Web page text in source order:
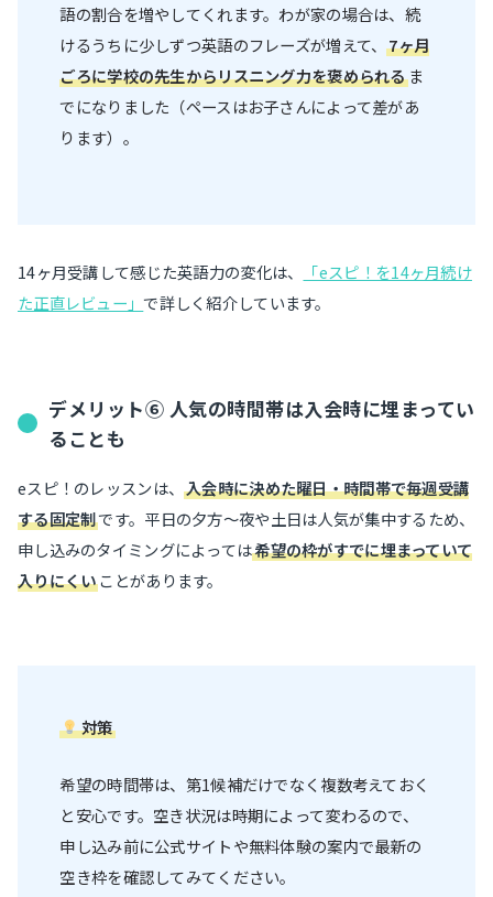
語の割合を増やしてくれます。わが家の場合は、続
けるうちに少しずつ英語のフレーズが増えて、7ヶ月
ごろに学校の先生からリスニング力を褒められるま
でになりました（ペースはお子さんによって差があ
ります）。
14ヶ月受講して感じた英語力の変化は、
「eスピ！を14ヶ月続け
た正直レビュー」で詳しく紹介しています。
デメリット⑥ 人気の時間帯は入会時に埋まってい
ることも
eスピ！のレッスンは、入会時に決めた曜日・時間帯で毎週受講
する固定制です。平日の夕方〜夜や土日は人気が集中するため、
申し込みのタイミングによっては希望の枠がすでに埋まっていて
入りにくいことがあります。
対策
希望の時間帯は、第1候補だけでなく複数考えておく
と安心です。空き状況は時期によって変わるので、
申し込み前に公式サイトや無料体験の案内で最新の
空き枠を確認してみてください。